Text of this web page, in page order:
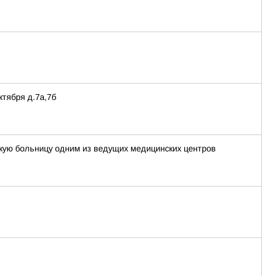
д.7а,7б
больницу одним из ведущих медицинских центров